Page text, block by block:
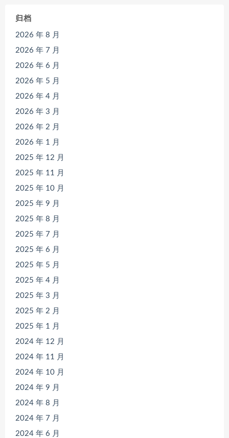
归档
2026 年 8 月
2026 年 7 月
2026 年 6 月
2026 年 5 月
2026 年 4 月
2026 年 3 月
2026 年 2 月
2026 年 1 月
2025 年 12 月
2025 年 11 月
2025 年 10 月
2025 年 9 月
2025 年 8 月
2025 年 7 月
2025 年 6 月
2025 年 5 月
2025 年 4 月
2025 年 3 月
2025 年 2 月
2025 年 1 月
2024 年 12 月
2024 年 11 月
2024 年 10 月
2024 年 9 月
2024 年 8 月
2024 年 7 月
2024 年 6 月